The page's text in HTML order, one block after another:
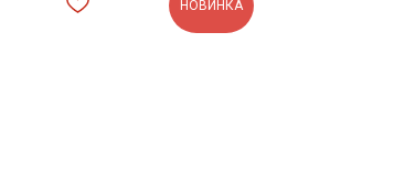
НОВИНКА